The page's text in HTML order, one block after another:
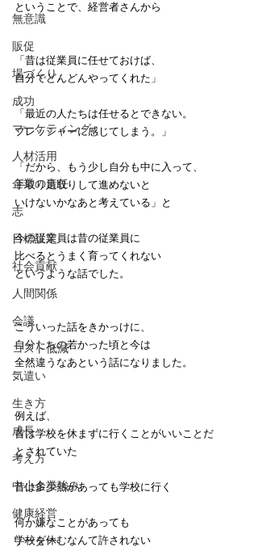
無意識
販促
場づくり
成功
マーケティング
人材活用
企業の責任
志
目標設定
社会貢献
人間関係
会議
コスト低減
気遣い
生き方
成長
考え方
中小企業強み
健康経営
リーダー
ということで、経営者さんから
「昔は従業員に任せておけば、
自分でどんどんやってくれた」
「最近の人たちは任せるとできない。
プレッシャーに感じてしまう。」
「だから、もう少し自分も中に入って、
手取り足取りして進めないと
いけないかなあと考えている」と
今の従業員は昔の従業員に
比べるとうまく育ってくれない
というような話でした。
こういった話をきかっけに、
自分たちの若かった頃と今は
全然違うなあという話になりました。
例えば、
昔は学校を休まずに行くことがいいことだ
とされていた
昔は多少熱があっても学校に行く
何か嫌なことがあっても
学校を休むなんて許されない